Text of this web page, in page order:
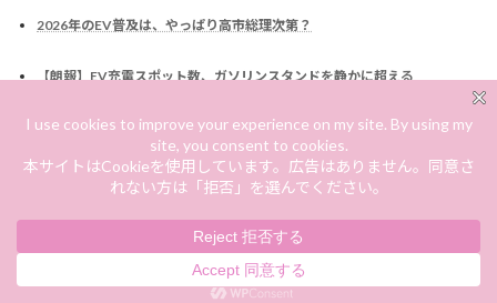
2026年のEV普及は、やっぱり高市総理次第？
【朗報】EV充電スポット数、ガソリンスタンドを静かに超える
なぜ車には税金がかかるのか？EV化でどう変わるのか？
EV補助金は廃止されるのか？高市総理発言を読む
Copyright © EV政策・補助金まとめ All Rights Reserved.
Lightning Theme &